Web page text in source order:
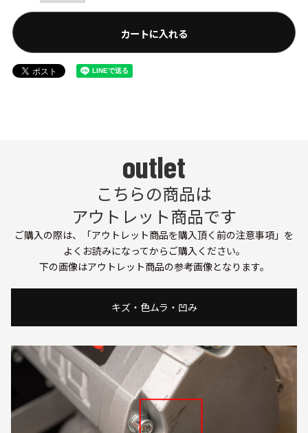
カートに入れる
こちらの商品は
アウトレット商品です
ご購入の際は、「アウトレット商品を購入頂く前の注意事項 」を
よくお読みになってからご購入ください。
下の画像はアウトレット商品の参考画像となります。
キズ・色ムラ・凹み